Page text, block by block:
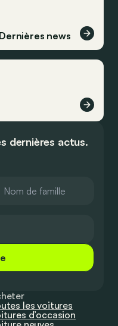
Dernières news
dernières actus.
les voitures
d’occasion